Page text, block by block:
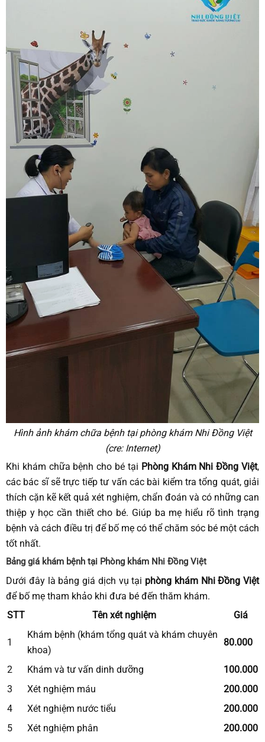
Hình ảnh khám chữa bệnh tại phòng khám Nhi Đồng Việt
(cre: Internet)
Khi khám chữa bệnh cho bé tại Phòng Khám Nhi Đồng Việt,
các bác sĩ sẽ trực tiếp tư vấn các bài kiểm tra tổng quát, giải
thích cặn kẽ kết quả xét nghiệm, chẩn đoán và có những can
thiệp y học cần thiết cho bé. Giúp ba mẹ hiểu rõ tình trạng
bệnh và cách điều trị để bố mẹ có thể chăm sóc bé một cách
tốt nhất.
Bảng giá khám bệnh tại Phòng khám Nhi Đồng Việt
Dưới đây là bảng giá dịch vụ tại phòng khám Nhi Đồng Việt
để bố mẹ tham khảo khi đưa bé đến thăm khám.
STT
Tên xét nghiệm Giá
1
Khám bệnh (khám tổng quát và khám chuyên
khoa)
80.000
2 Khám và tư vấn dinh dưỡng
100.000
3
Xét nghiệm máu
200.000
4
Xét nghiệm nước tiểu
200.000
5
Xét nghiệm phân
200.000